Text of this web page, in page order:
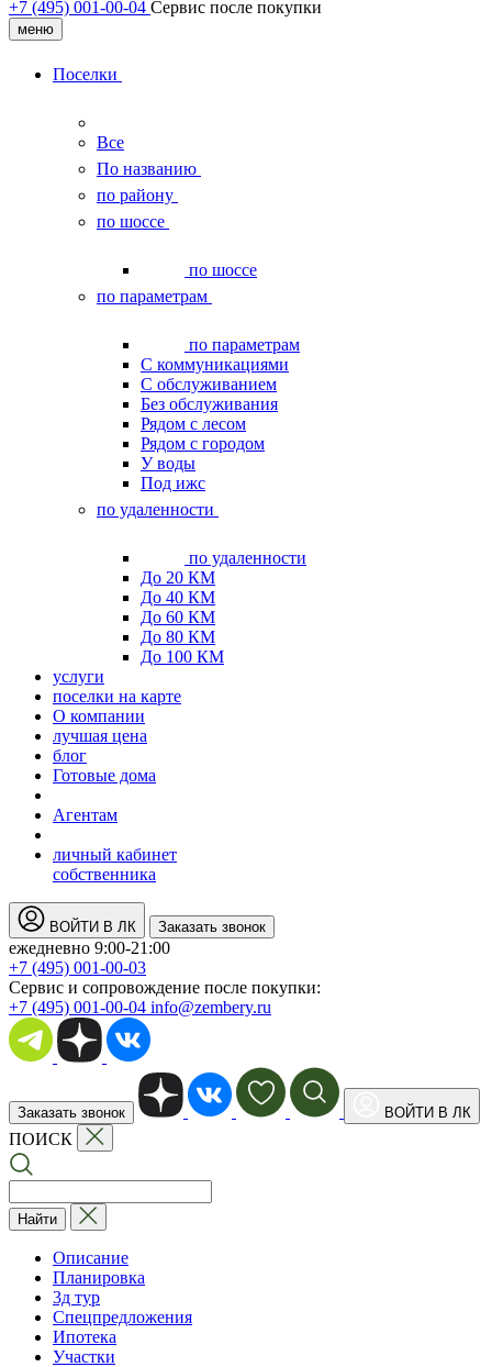
+7 (495) 001‑00‑04 Сервис после покупки
меню
Поселки
Все
По названию
по району
по шоссе
по шоссе
по параметрам
по параметрам
С коммуникациями
С обслуживанием
Без обслуживания
Рядом с лесом
Рядом с городом
У воды
Под ижс
по удаленности
по удаленности
До 20 КМ
До 40 КМ
До 60 КМ
До 80 КМ
До 100 КМ
услуги
поселки на карте
О компании
лучшая цена
блог
Готовые дома
Агентам
личный кабинет
собственника
ВОЙТИ В ЛК Заказать звонок
ежедневно 9:00-21:00
+7 (495) 001-00-03
Cервис и сопровождение после покупки:
+7 (495) 001-00-04 info@zembery.ru
Заказать звонок ВОЙТИ В ЛК
ПОИСК
Найти
Описание
Планировка
3д тур
Спецпредложения
Ипотека
Участки